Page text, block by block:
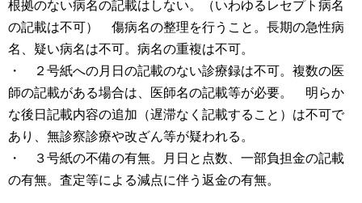
根拠のない病名の記載はしない。（いわゆるレセプト病名
の記載は不可） 傷病名の整理を行うこと。長期の急性病
名、疑い病名は不可。病名の重複は不可。
・ ２号紙への月日の記載のない診療録は不可。複数の医
師の記載がある場合は、医師名の記載等が必要。 明らか
な後日記載内容の追加（遅滞なく記載すること）は不可で
あり、無診察診療や改ざん等が疑われる。
・ ３号紙の不備の有無。月日と点数、一部負担金の記載
の有無。査定等による減点に伴う返金の有無。